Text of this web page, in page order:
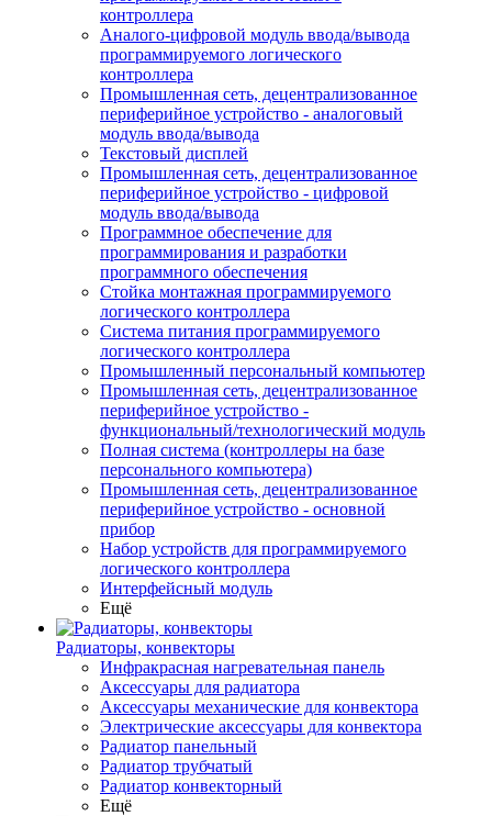
контроллера
Аналого-цифровой модуль ввода/вывода
программируемого логического
контроллера
Промышленная сеть, децентрализованное
периферийное устройство - аналоговый
модуль ввода/вывода
Текстовый дисплей
Промышленная сеть, децентрализованное
периферийное устройство - цифровой
модуль ввода/вывода
Программное обеспечение для
программирования и разработки
программного обеспечения
Стойка монтажная программируемого
логического контроллера
Система питания программируемого
логического контроллера
Промышленный персональный компьютер
Промышленная сеть, децентрализованное
периферийное устройство -
функциональный/технологический модуль
Полная система (контроллеры на базе
персонального компьютера)
Промышленная сеть, децентрализованное
периферийное устройство - основной
прибор
Набор устройств для программируемого
логического контроллера
Интерфейсный модуль
Ещё
Радиаторы, конвекторы
Инфракрасная нагревательная панель
Аксессуары для радиатора
Аксессуары механические для конвектора
Электрические аксессуары для конвектора
Радиатор панельный
Радиатор трубчатый
Радиатор конвекторный
Ещё